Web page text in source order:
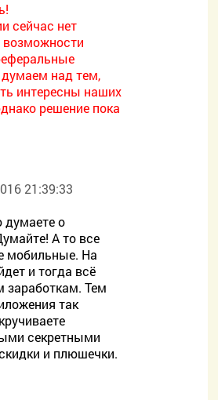
сейчас нет
возможности
над тем,
интересны наших
решение пока
21:39:33
думаете о
А то все
мобильные. На
и тогда всё
заработкам. Тем
так
секретными
и плюшечки.